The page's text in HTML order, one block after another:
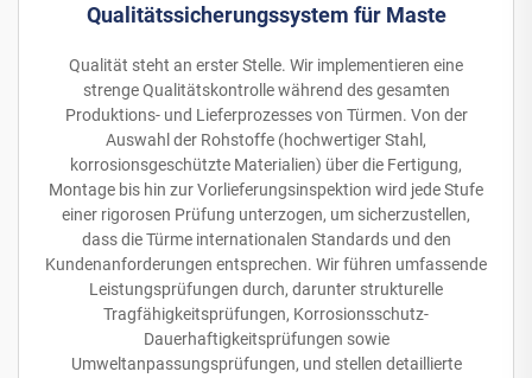
Qualitätssicherungssystem für Maste
Qualität steht an erster Stelle. Wir implementieren eine
strenge Qualitätskontrolle während des gesamten
Produktions- und Lieferprozesses von Türmen. Von der
Auswahl der Rohstoffe (hochwertiger Stahl,
korrosionsgeschützte Materialien) über die Fertigung,
Montage bis hin zur Vorlieferungsinspektion wird jede Stufe
einer rigorosen Prüfung unterzogen, um sicherzustellen,
dass die Türme internationalen Standards und den
Kundenanforderungen entsprechen. Wir führen umfassende
Leistungsprüfungen durch, darunter strukturelle
Tragfähigkeitsprüfungen, Korrosionsschutz-
Dauerhaftigkeitsprüfungen sowie
Umweltanpassungsprüfungen, und stellen detaillierte